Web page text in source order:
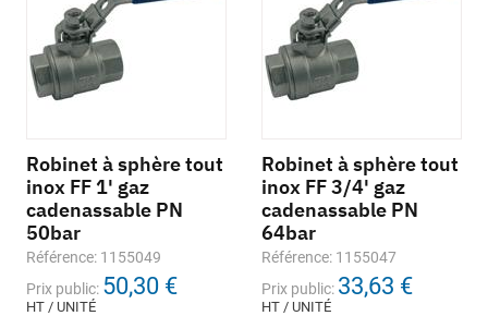
Robinet à sphère tout
inox FF 1' gaz
cadenassable PN
50bar
Référence: 1155049
Prix public: 50,30 €
HT / UNITÉ
Robinet à sphère tout
inox FF 3/4' gaz
cadenassable PN
64bar
Référence: 1155047
Prix public: 33,63 €
HT / UNITÉ